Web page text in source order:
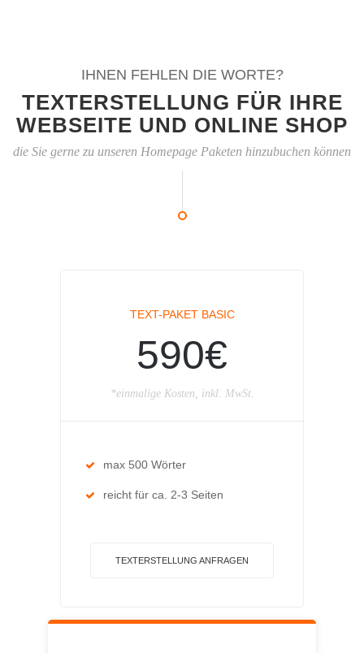
IHNEN FEHLEN DIE WORTE?
TEXTERSTELLUNG FÜR IHRE
WEBSEITE UND ONLINE SHOP
die Sie gerne zu unseren Homepage Paketen hinzubuchen können
TEXT-PAKET BASIC
590€
*einmalige Kosten, inkl. MwSt.
max 500 Wörter
reicht für ca. 2-3 Seiten
TEXTERSTELLUNG ANFRAGEN